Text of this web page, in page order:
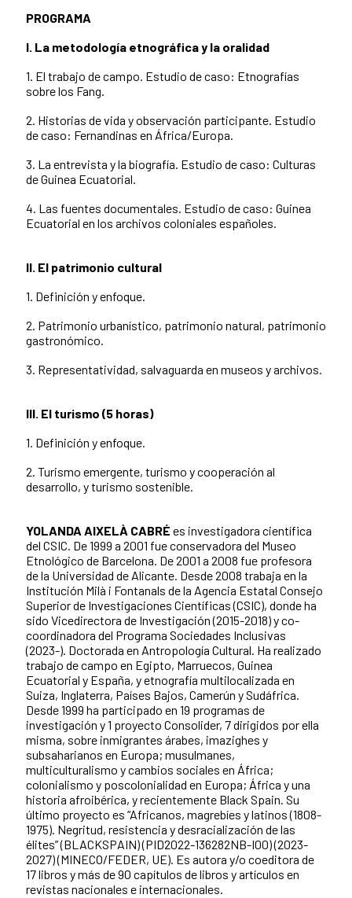
PROGRAMA
I. La metodología etnográfica y la oralidad
1. El trabajo de campo. Estudio de caso: Etnografías
sobre los Fang.
2. Historias de vida y observación participante. Estudio
de caso: Fernandinas en África/Europa.
3. La entrevista y la biografía. Estudio de caso: Culturas
de Guinea Ecuatorial.
4. Las fuentes documentales. Estudio de caso: Guinea
Ecuatorial en los archivos coloniales españoles.
II. El patrimonio cultural
1. Definición y enfoque.
2. Patrimonio urbanístico, patrimonio natural, patrimonio
gastronómico.
3. Representatividad, salvaguarda en museos y archivos.
III. El turismo (5 horas)
1. Definición y enfoque.
2. Turismo emergente, turismo y cooperación al
desarrollo, y turismo sostenible.
YOLANDA AIXELÀ CABRÉ es investigadora científica
del CSIC. De 1999 a 2001 fue conservadora del Museo
Etnológico de Barcelona. De 2001 a 2008 fue profesora
de la Universidad de Alicante. Desde 2008 trabaja en la
Institución Milà i Fontanals de la Agencia Estatal Consejo
Superior de Investigaciones Científicas (CSIC), donde ha
sido Vicedirectora de Investigación (2015-2018) y co-
coordinadora del Programa Sociedades Inclusivas
(2023-). Doctorada en Antropología Cultural. Ha realizado
trabajo de campo en Egipto, Marruecos, Guinea
Ecuatorial y España, y etnografía multilocalizada en
Suiza, Inglaterra, Países Bajos, Camerún y Sudáfrica.
Desde 1999 ha participado en 19 programas de
investigación y 1 proyecto Consolider, 7 dirigidos por ella
misma, sobre inmigrantes árabes, imazighes y
subsaharianos en Europa; musulmanes,
multiculturalismo y cambios sociales en África;
colonialismo y poscolonialidad en Europa; África y una
historia afroibérica, y recientemente Black Spain. Su
último proyecto es “Africanos, magrebíes y latinos (1808-
1975). Negritud, resistencia y desracialización de las
élites” (BLACKSPAIN) (PID2022-136282NB-I00) (2023-
2027) (MINECO/FEDER, UE). Es autora y/o coeditora de
17 libros y más de 90 capítulos de libros y artículos en
revistas nacionales e internacionales.